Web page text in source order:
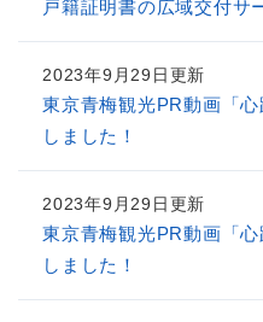
戸籍証明書の広域交付サ
2023年9月29日更新
東京青梅観光PR動画「
しました！
2023年9月29日更新
東京青梅観光PR動画「
しました！